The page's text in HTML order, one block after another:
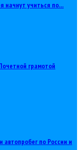
начнут учиться по…
грамотой
по России и